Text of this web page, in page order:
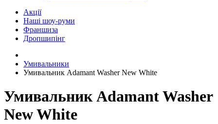
Акції
Наші шоу-руми
Франшиза
Дропшипінг
Умивальники
Умивальник Adamant Washer New White
Умивальник Adamant Washer
New White